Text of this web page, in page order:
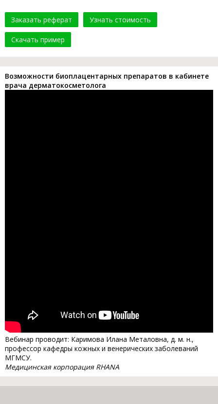
Заказать реферат Узнать стоимость
Скачать пример
Возможности биоплацентарных препаратов в кабинете
врача дерматокосметолога
Вебинар проводит: Каримова Илана Металовна, д. м. н.,
профессор кафедры кожных и венерических заболеваний
МГМСУ.
Медицинская корпорация RHANA